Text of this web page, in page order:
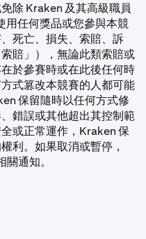
除 Kraken 及其高級職員
用任何獎品或您參與本競
死亡、損失、索賠、訴
賠」），無論此類索賠或
於參賽時或在此後任何時
式篡改本競賽的人都可能
保留隨時以任何方式修
錯誤或其他超出其控制範
或正常運作，Kraken 保
利。如果取消或暫停，
通知。